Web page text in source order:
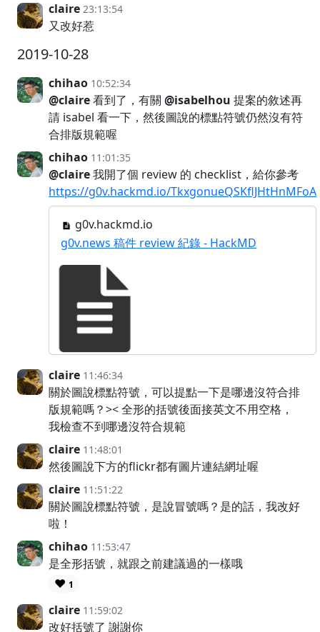
claire 23:13:54
又改好惹
2019-10-28
chihao 10:52:34
@claire看到了，有關 @isabelhou 提案的敘述再
請 isabel 看一下，然後圖說的標點符號仍然沒有符
合排版規範喔
chihao 11:01:35
@claire我開了個 review 的 checklist，給你參考
https://g0v.hackmd.io/TkxgonueQSKflJHtHnMFoA
g0v.hackmd.io
g0v.news 稿件 review 紀錄 - HackMD
claire 11:46:34
關於圖說標點符號，可以提點一下是哪邊沒符合排
版規範嗎？>< 全形的括號後面接英文不用空格，
我檢查不到哪邊沒符合規範
claire 11:48:01
然後圖說下方的flickr都有圖片連結網址喔
claire 11:51:22
關於圖說標點符號，是說冒號嗎？是的話，我改好
啦！
chihao 11:53:47
是全形括號，就跟之前建議過的一樣哦
❤️ 1
claire 11:59:02
改好括號了 謝謝你